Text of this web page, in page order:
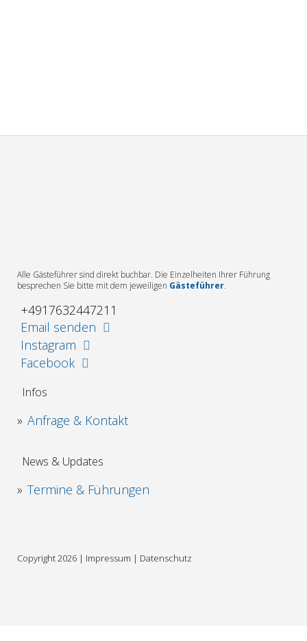
Alle Gästeführer sind direkt buchbar. Die Einzelheiten Ihrer Führung
besprechen Sie bitte mit dem jeweiligen Gästeführer.
+4917632447211
Email senden
Instagram
Facebook
Infos
Anfrage & Kontakt
News & Updates
Termine & Führungen
Copyright 2026 | Impressum | Datenschutz